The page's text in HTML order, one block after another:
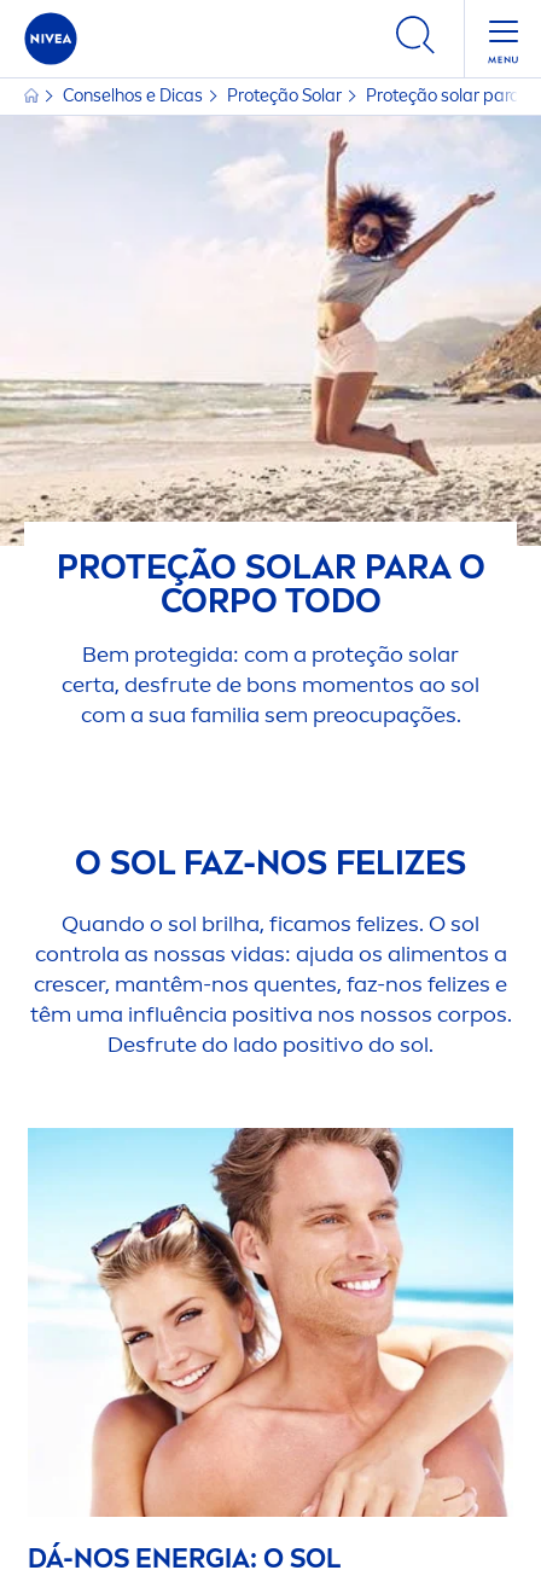
Conselhos e Dicas Proteção Solar Proteção solar para o
PROTEÇÃO SOLAR PARA O
CORPO TODO
Bem protegida: com a proteção solar
certa, desfrute de bons momentos ao sol
com a sua familia sem preocupações.
O SOL FAZ-NOS FELIZES
Quando o sol brilha, ficamos felizes. O sol
controla as nossas vidas: ajuda os alimentos a
crescer, mantêm-nos quentes, faz-nos felizes e
têm uma influência positiva nos nossos corpos.
Desfrute do lado positivo do sol.
DÁ-NOS ENERGIA: O SOL